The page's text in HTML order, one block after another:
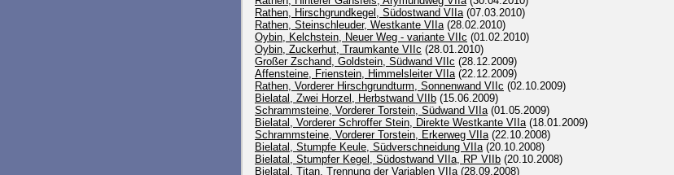
Rathen, Hirschgrundkegel, Südostwand VIIa(07.03.2010)
Rathen, Steinschleuder, Westkante VIIa(28.02.2010)
Oybin, Kelchstein, Neuer Weg - variante VIIc (01.02.2010)
Oybin, Zuckerhut, Traumkante VIIc (28.01.2010)
Großer Zschand, Goldstein, Südwand VIIc (28.12.2009)
Affensteine, Frienstein, Himmelsleiter VIIa(22.12.2009)
Rathen, Vorderer Hirschgrundturm, Sonnenwand VIIc (02.10.2009)
Bielatal, Zwei Horzel, Herbstwand VIIb (15.06.2009)
Schrammsteine, Vorderer Torstein, Südwand VIIa(01.05.2009)
Bielatal, Vorderer Schroffer Stein, Direkte Westkante VIIa(18.01.2009)
Schrammsteine, Vorderer Torstein, Erkerweg VIIa(22.10.2008)
Bielatal, Stumpfe Keule, Südverschneidung VIIa(20.10.2008)
Bielatal, Stumpfer Kegel, Südostwand VIIa, RP VIIb (20.10.2008)
Bielatal, Titan, Trennung der Variablen VIIa(28.09.2008)